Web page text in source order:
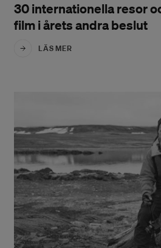
30 internationella resor
film i årets andra beslut
LÄS MER